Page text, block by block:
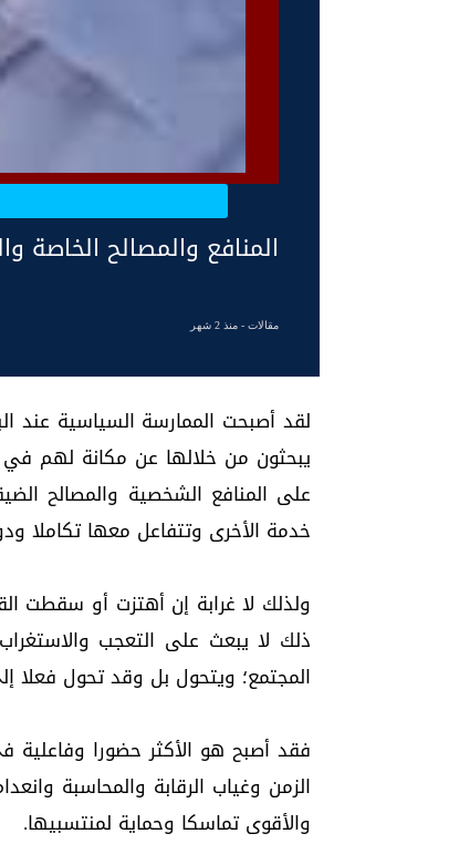
المنافع والمصالح الخاصة
مقالات- منذ 2 شهر
لقد أصبحت الممارسة السياسية عند
يبحثون من خلالها عن مكانة لهم في
على المنافع الشخصية والمصالح
خدمة الأخرى وتتفاعل معها تكاملا
ولذلك لا غرابة إن أهتزت أو سقطت
ذلك لا يبعث على التعجب
المجتمع؛ ويتحول بل وقد تحول فعلا
فقد أصبح هو الأكثر حضورا
الزمن وغياب الرقابة والمحاسبة
والأقوى تماسكا وحماية لمنتسبيها.